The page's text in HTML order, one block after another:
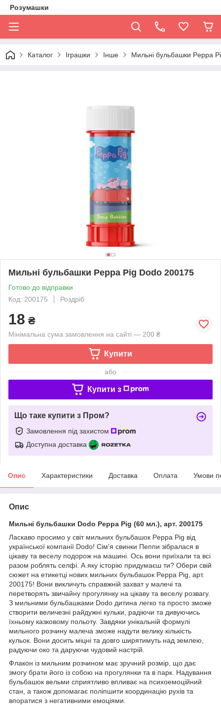
Розумашки
Каталог Іграшки Інше Мильні бульбашки Peppa
Мильні бульбашки Peppa Pig Dodo 200175
Готово до відправки
Код: 200175
Роздріб
18 ₴
Мінімальна сума замовлення на сайті — 200 ₴
Купити
або
Купити з
Що таке купити з Пром?
Замовлення під захистом
Доступна доставка
Опис Характеристики Доставка Оплата Умови
Опис
Мильні бульбашки Dodo Peppa Pig (60 мл.), арт. 200175
Ласкаво просимо у світ мильних бульбашок Peppa Pig від
української компанії Dodo! Сім'я свинки Пеппи зібралася в
цікаву та веселу подорож на машині. Ось вони приїхали та всі
разом роблять селфі. А яку історію придумаєш ти? Обери свій
сюжет на етикетці нових мильних бульбашок Peppa Pig, арт.
200175! Вони викличуть справжній захват у малечі та
перетворять звичайну прогулянку на цікаву та веселу розвагу.
З мильними бульбашками Dodo дитина легко та просто зможе
створити величезні райдужні кульки, радіючи та дивуючись
їхньому казковому польоту. Завдяки унікальній формулі
мильного розчину малеча зможе надути велику кількість
кульок. Вони досить міцні та довго ширятимуть над землею,
радуючи око та даруючи чудовий настрій.
Флакон із мильним розчином має зручний розмір, що дає
змогу брати його із собою на прогулянки та в парк. Надування
бульбашок вельми сприятливо впливає на психоемоційний
стан, а також допомагає поліпшити координацію рухів та
впоратися з негативними емоціями.